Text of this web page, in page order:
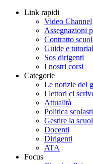
Link rapidi
Video Channel
Assegnazioni
Contratto
Guide e tutorial
Sos dirigenti
I nostri corsi
Categorie
Le notizie del
I lettori ci
Attualità
Politica
Gestire la
Docenti
Dirigenti
ATA
Focus